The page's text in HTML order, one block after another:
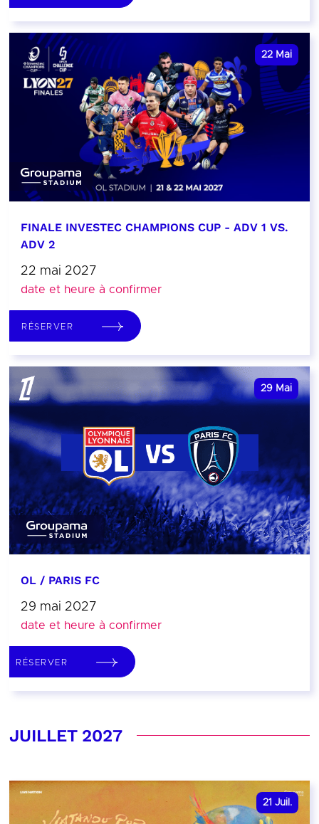
22 Mai
FINALE INVESTEC CHAMPIONS CUP - ADV 1 VS.
ADV 2
22 mai 2027
date et heure à confirmer
RÉSERVER
29 Mai
OL / PARIS FC
29 mai 2027
date et heure à confirmer
RÉSERVER
JUILLET 2027
21 Juil.